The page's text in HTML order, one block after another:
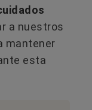
a nuestros
mantener
esta